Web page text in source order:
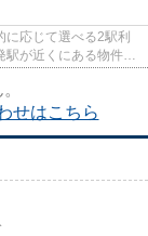
応じて選べる2駅利
駅が近くにある物件で
せはこちら